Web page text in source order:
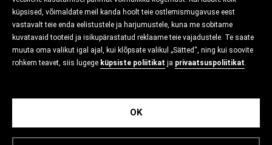
küpsised, võimaldate meil kanda hoolt teie ostlemismugavuse eest
vastavalt teie enda eelistustele ja harjumustele, kuna me sobitame
kuvatavaid tooteid ja isikupärastatud reklaame teie vajadustele. Te saate
muuta oma valikut igal ajal, kui klõpsate valikul „Sätted“, ning kui soovite
rohkem teavet, siis lugege küpsiste poliitikat ja privaatsuspoliitikat.
OK